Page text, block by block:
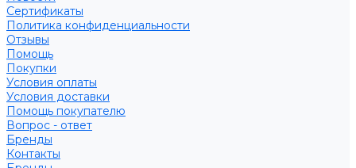
Сертификаты
Политика конфиденциальности
Отзывы
Помощь
Покупки
Условия оплаты
Условия доставки
Помощь покупателю
Вопрос - ответ
Бренды
Контакты